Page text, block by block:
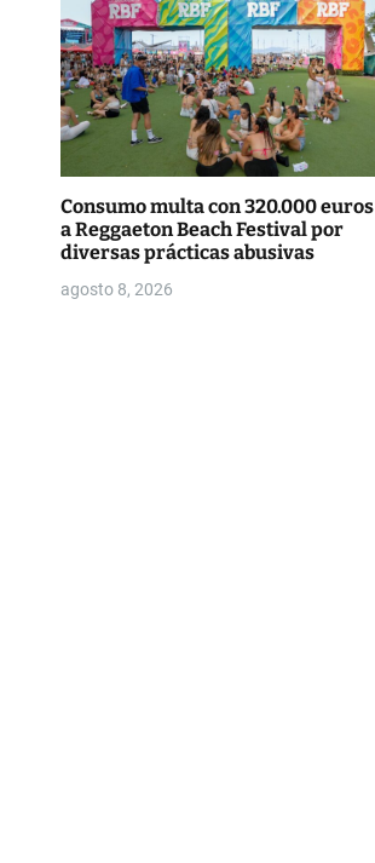
e
n
t
a
d
a
Consumo multa con 320.000 euros
a Reggaeton Beach Festival por
diversas prácticas abusivas
agosto 8, 2026